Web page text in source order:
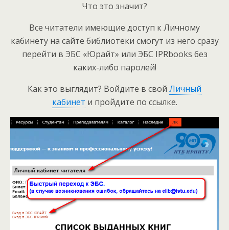
Что это значит?
Все читатели имеющие доступ к Личному
кабинету на сайте библиотеки смогут из него сразу
перейти в ЭБС «Юрайт» или ЭБС IPRbooks без
каких-либо паролей!
Как это выглядит? Войдите в свой Личный
кабинет и пройдите по ссылке.